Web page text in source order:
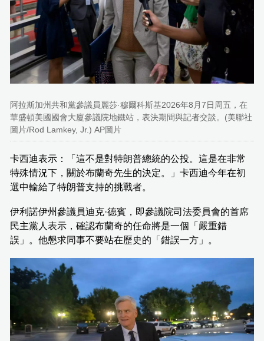
阿拉斯加州共和黨參議員麗莎·穆爾科斯基2026年8月7日周五，在
華盛頓美國國會大廈參議院地鐵站，表決期間與記者交談。(美聯社
圖片/Rod Lamkey, Jr.) AP圖片
卡西迪表示：「這不是對特朗普總統的公投。這是在非常
特殊情況下，關於布蘭奇先生的決定。」卡西迪今年在初
選中輸給了特朗普支持的挑戰者。
伊利諾伊州參議員迪克·德賓，即參議院司法委員會的首席
民主黨人表示，確認布蘭奇的任命將是一個「嚴重錯
誤」。他懇求同事不要站在歷史的「錯誤一方」。